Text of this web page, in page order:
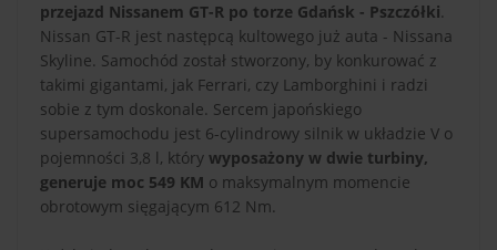
przejazd Nissanem GT-R po torze Gdańsk - Pszczółki.
Nissan GT-R jest następcą kultowego już auta - Nissana
Skyline. Samochód został stworzony, by konkurować z
takimi gigantami, jak Ferrari, czy Lamborghini i radzi
sobie z tym doskonale. Sercem japońskiego
supersamochodu jest 6-cylindrowy silnik w układzie V o
pojemności 3,8 l, który wyposażony w dwie turbiny,
generuje moc 549 KM o maksymalnym momencie
obrotowym sięgającym 612 Nm.